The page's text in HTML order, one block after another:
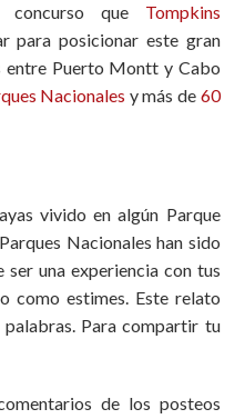
que Tompkins
para posicionar este gran
Puerto Montt y Cabo
Nacionales y más de 60
vivido en algún Parque
Nacionales han sido
una experiencia con tus
como estimes. Este relato
Para compartir tu
de los posteos